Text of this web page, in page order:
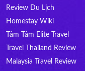
Review Du Lịch
Homestay Wiki
Tâm Tâm Elite Travel
Travel Thailand Review
Malaysia Travel Review